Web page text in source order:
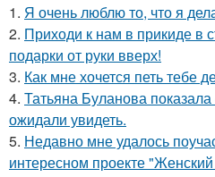
1. Я очень люблю то, что я
2. Приходи к нам в прикиде в
подарки от руки вверх!
3. Как мне хочется петь тебе
4. Татьяна Буланова
ожидали увидеть.
5. Недавно мне удалось
интересном проекте